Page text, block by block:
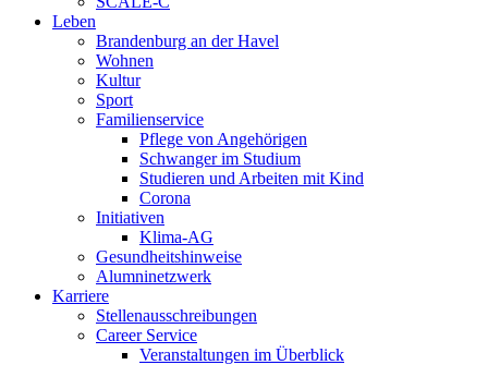
Leben
Brandenburg an der Havel
Wohnen
Kultur
Sport
Familienservice
Pflege von Angehörigen
Schwanger im Studium
Studieren und Arbeiten mit Kind
Corona
Initiativen
Klima-AG
Gesundheitshinweise
Alumninetzwerk
Karriere
Stellenausschreibungen
Career Service
Veranstaltungen im Überblick